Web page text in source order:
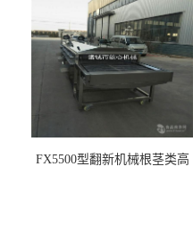
FX5500型翻新机械根茎类高